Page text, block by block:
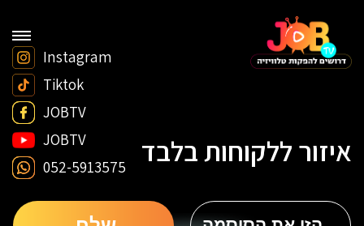
Instagram
Tiktok
JOBTV
JOBTV
052-5913575
איזור ללקוחות בלבד